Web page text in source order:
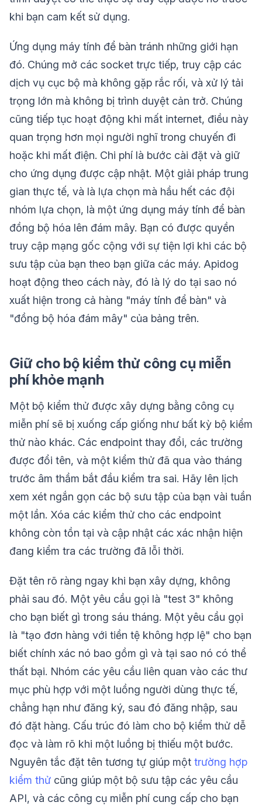
khi bạn cam kết sử dụng.
Ứng dụng máy tính để bàn tránh những giới hạn
đó. Chúng mở các socket trực tiếp, truy cập các
dịch vụ cục bộ mà không gặp rắc rối, và xử lý tải
trọng lớn mà không bị trình duyệt cản trở. Chúng
cũng tiếp tục hoạt động khi mất internet, điều này
quan trọng hơn mọi người nghĩ trong chuyến đi
hoặc khi mất điện. Chi phí là bước cài đặt và giữ
cho ứng dụng được cập nhật. Một giải pháp trung
gian thực tế, và là lựa chọn mà hầu hết các đội
nhóm lựa chọn, là một ứng dụng máy tính để bàn
đồng bộ hóa lên đám mây. Bạn có được quyền
truy cập mạng gốc cộng với sự tiện lợi khi các bộ
sưu tập của bạn theo bạn giữa các máy. Apidog
hoạt động theo cách này, đó là lý do tại sao nó
xuất hiện trong cả hàng "máy tính để bàn" và
"đồng bộ hóa đám mây" của bảng trên.
Giữ cho bộ kiểm thử công cụ miễn
phí khỏe mạnh
Một bộ kiểm thử được xây dựng bằng công cụ
miễn phí sẽ bị xuống cấp giống như bất kỳ bộ kiểm
thử nào khác. Các endpoint thay đổi, các trường
được đổi tên, và một kiểm thử đã qua vào tháng
trước âm thầm bắt đầu kiểm tra sai. Hãy lên lịch
xem xét ngắn gọn các bộ sưu tập của bạn vài tuần
một lần. Xóa các kiểm thử cho các endpoint
không còn tồn tại và cập nhật các xác nhận hiện
đang kiểm tra các trường đã lỗi thời.
Đặt tên rõ ràng ngay khi bạn xây dựng, không
phải sau đó. Một yêu cầu gọi là "test 3" không
cho bạn biết gì trong sáu tháng. Một yêu cầu gọi
là "tạo đơn hàng với tiền tệ không hợp lệ" cho bạn
biết chính xác nó bao gồm gì và tại sao nó có thể
thất bại. Nhóm các yêu cầu liên quan vào các thư
mục phù hợp với một luồng người dùng thực tế,
chẳng hạn như đăng ký, sau đó đăng nhập, sau
đó đặt hàng. Cấu trúc đó làm cho bộ kiểm thử dễ
đọc và làm rõ khi một luồng bị thiếu một bước.
Nguyên tắc đặt tên tương tự giúp một trường hợp
kiểm thử cũng giúp một bộ sưu tập các yêu cầu
API, và các công cụ miễn phí cung cấp cho bạn